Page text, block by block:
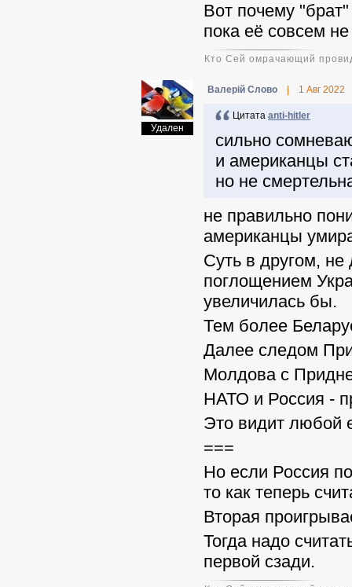
Вот почему
пока её совсем
Кто Сей омрачающий
Удален
Валерій Слово 1 Авг 2022
Цитата anti-hitler
сильно
и американцы
но не
не правильно
американцы
Суть в другом,
поглощением
увеличилась бы.
Тем более
Далее следом
Молдова с
НАТО и Россия -
Это видит любой
===
Но если Россия
то как теперь
Вторая
Тогда надо
первой сзади.